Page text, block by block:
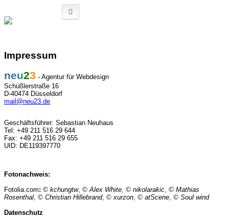
Impressum
neu23 - Agentur für Webdesign
Schüßlerstraße 16
D-40474 Düsseldorf
mail@neu23.de
Geschäftsführer: Sebastian Neuhaus
Tel: +49 211 516 29 644
Fax: +49 211 516 29 655
UID: DE119397770
Fotonachweis:
Fotolia.com: © kchungtw, © Alex White, © nikolarakic, © Mathias
Rosenthal, © Christian Hillebrand, © xurzon, © atScene, © Soul wind
Datenschutz